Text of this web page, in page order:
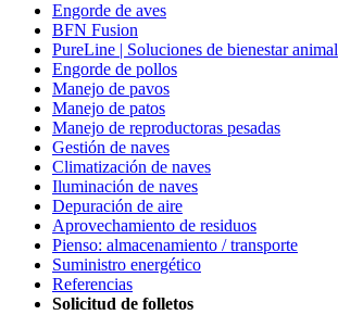
Engorde de aves
BFN Fusion
PureLine | Soluciones de bienestar animal
Engorde de pollos
Manejo de pavos
Manejo de patos
Manejo de reproductoras pesadas
Gestión de naves
Climatización de naves
Iluminación de naves
Depuración de aire
Aprovechamiento de residuos
Pienso: almacenamiento / transporte
Suministro energético
Referencias
Solicitud de folletos